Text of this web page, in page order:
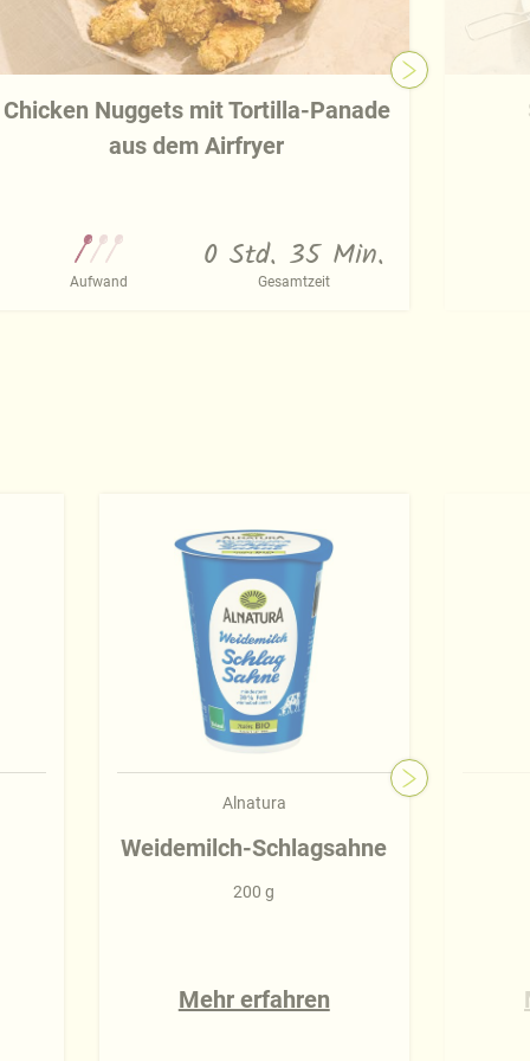
Chicken Nuggets mit Tortilla-Panade
aus dem Airfryer
Aufwand
0 Std. 35 Min.
Gesamtzeit
Alnatura
Weidemilch-Schlagsahne
200 g
Mehr erfahren